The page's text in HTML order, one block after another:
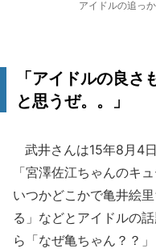
アイドルの追っ
「アイドルの良
と思うぜ。。」
武井さんは15年8月4
「宮澤佐江ちゃんのキ
いつかどこかで亀井絵
る」などとアイドルの
ら「なぜ亀ちゃん？？